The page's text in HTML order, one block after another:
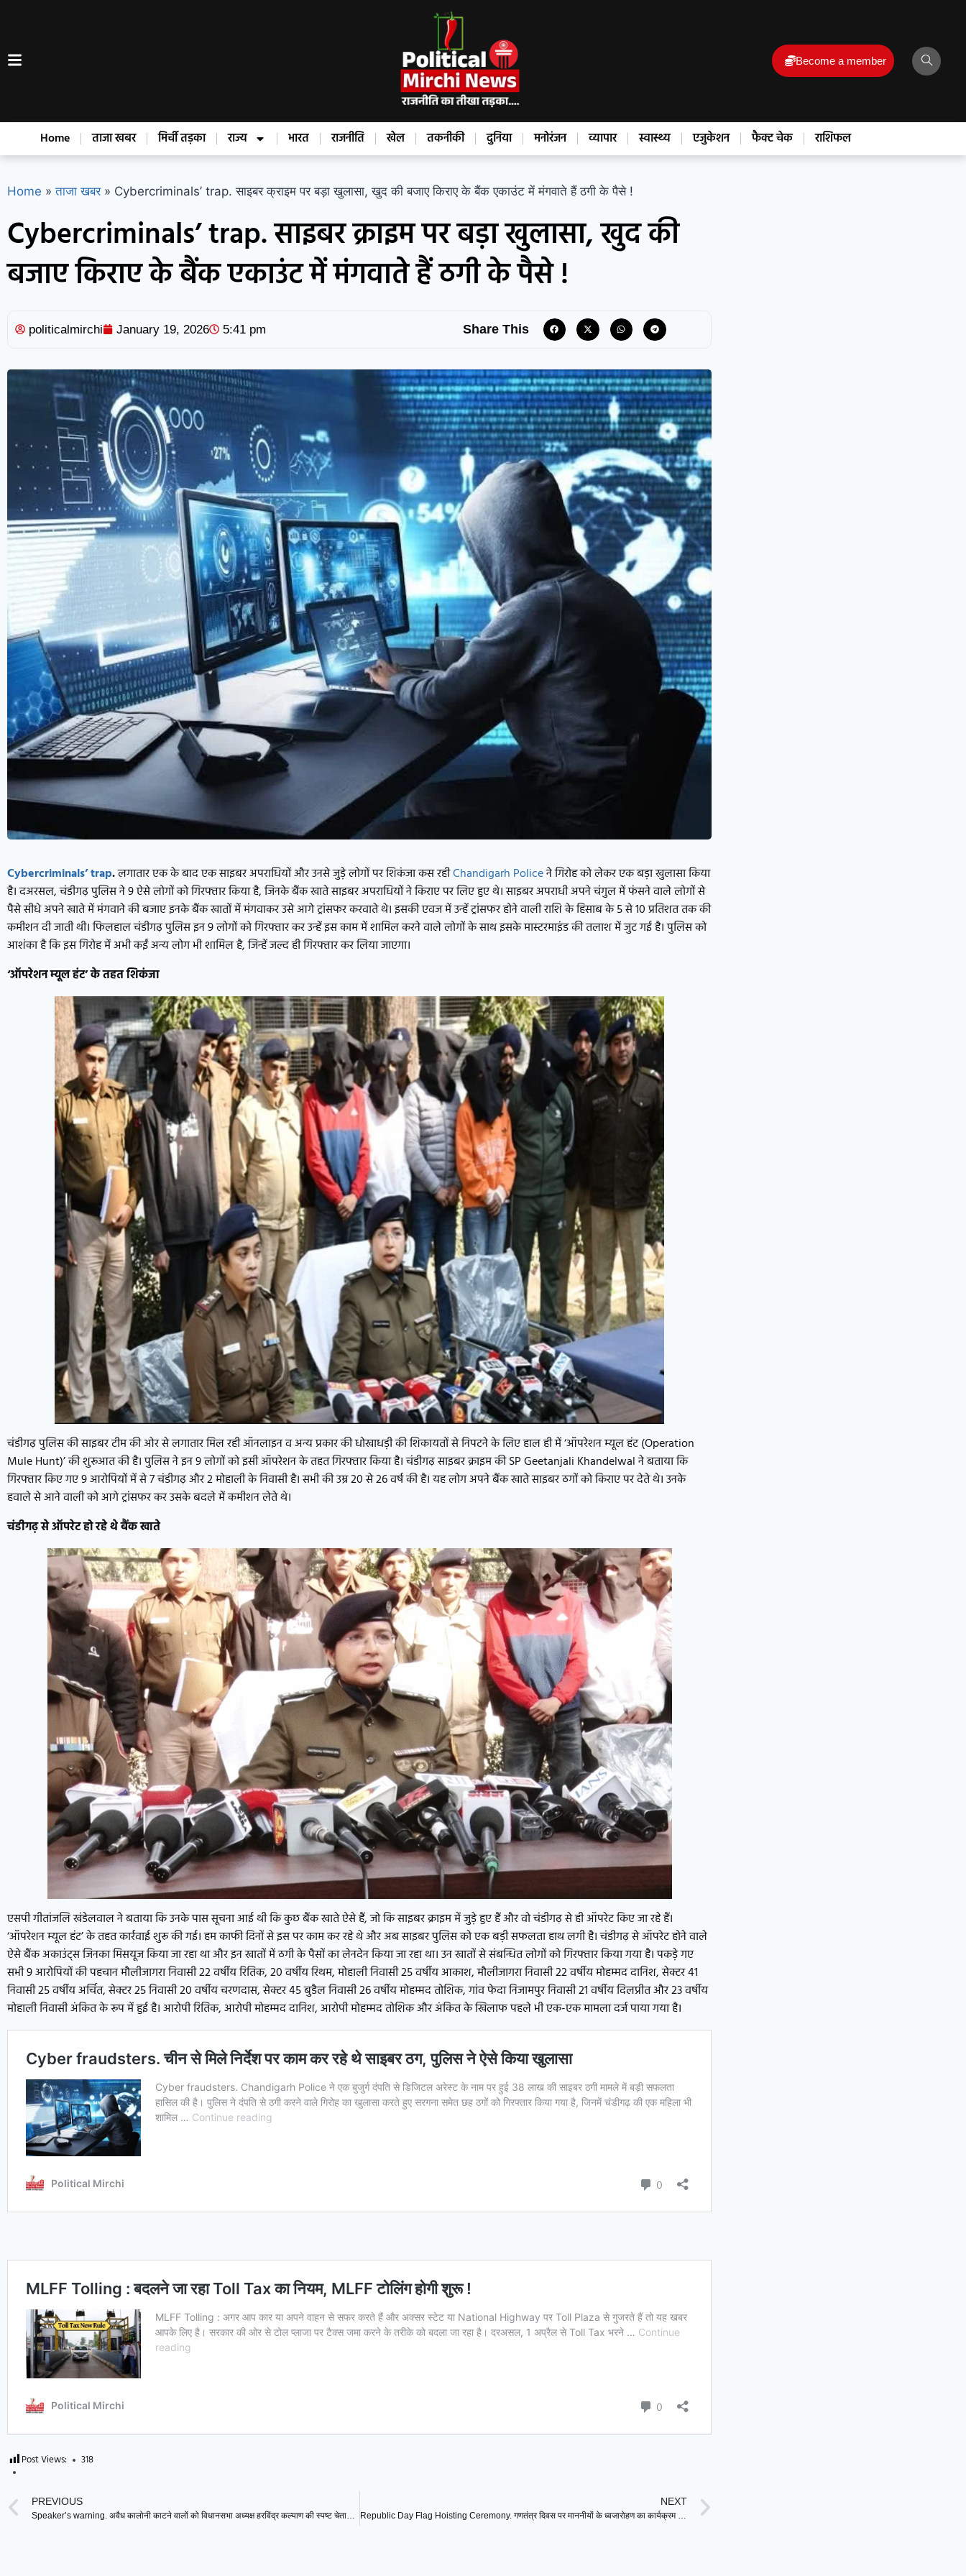
Become a member
Home ताजा खबर मिर्ची तड़का राज्य भारत राजनीति खेल तकनीकी दुनिया मनोरंजन व्यापार स्वास्थ्य एजुकेशन फैक्ट चेक राशिफल
Home » ताजा खबर » Cybercriminals’ trap. साइबर क्राइम पर बड़ा खुलासा, खुद की बजाए किराए के बैंक एकाउंट में मंगवाते हैं ठगी के पैसे !
Cybercriminals’ trap. साइबर क्राइम पर बड़ा खुलासा, खुद की
बजाए किराए के बैंक एकाउंट में मंगवाते हैं ठगी के पैसे !
politicalmirchi January 19, 2026 5:41 pm Share This
Cybercriminals’ trap.लगातार एक के बाद एक साइबर अपराधियों और उनसे जुड़े लोगों पर शिकंजा कस रहीChandigarh Policeने गिरोह को लेकर एक बड़ा खुलासा किया
है। दअरसल, चंडीगढ़ पुलिस ने 9 ऐसे लोगों को गिरफ्तार किया है, जिनके बैंक खाते साइबर अपराधियों ने किराए पर लिए हुए थे। साइबर अपराधी अपने चंगुल में फंसने वाले लोगों से
पैसे सीधे अपने खाते में मंगवाने की बजाए इनके बैंक खातों में मंगवाकर उसे आगे ट्रांसफर करवाते थे। इसकी एवज में उन्हें ट्रांसफर होने वाली राशि के हिसाब के 5 से 10 प्रतिशत तक की
कमीशन दी जाती थी। फिलहाल चंडीगढ़ पुलिस इन 9 लोगों को गिरफ्तार कर उन्हें इस काम में शामिल करने वाले लोगों के साथ इसके मास्टरमाइंड की तलाश में जुट गई है। पुलिस को
आशंका है कि इस गिरोह में अभी कईं अन्य लोग भी शामिल है, जिन्हें जल्द ही गिरफ्तार कर लिया जाएगा।
‘ऑपरेशन म्यूल हंट’ के तहत शिकंजा
चंडीगढ़ पुलिस की साइबर टीम की ओर से लगातार मिल रही ऑनलाइन व अन्य प्रकार की धोखाधड़ी की शिकायतों से निपटने के लिए हाल ही में ‘ऑपरेशन म्यूल हंट (Operation
Mule Hunt)’ की शुरूआत की है। पुलिस ने इन 9 लोगों को इसी ऑपरेशन के तहत गिरफ्तार किया है। चंडीगढ़ साइबर क्राइम की SP Geetanjali Khandelwal ने बताया कि
गिरफ्तार किए गए 9 आरोपियों में से 7 चंडीगढ़ और 2 मोहाली के निवासी है। सभी की उम्र 20 से 26 वर्ष की है। यह लोग अपने बैंक खाते साइबर ठगों को किराए पर देते थे। उनके
हवाले से आने वाली को आगे ट्रांसफर कर उसके बदले में कमीशन लेते थे।
चंडीगढ़ से ऑपरेट हो रहे थे बैंक खाते
एसपी गीतांजलि खंडेलवाल ने बताया कि उनके पास सूचना आई थी कि कुछ बैंक खाते ऐसे हैं, जो कि साइबर क्राइम में जुड़े हुए हैं और वो चंडीगढ़ से ही ऑपरेट किए जा रहे हैं।
‘ऑपरेशन म्यूल हंट’ के तहत कार्रवाई शुरू की गई। हम काफी दिनों से इस पर काम कर रहे थे और अब साइबर पुलिस को एक बड़ी सफलता हाथ लगी है। चंडीगढ़ से ऑपरेट होने वाले
ऐसे बैंक अकाउंट्स जिनका मिसयूज किया जा रहा था और इन खातों में ठगी के पैसों का लेनदेन किया जा रहा था। उन खातों से संबन्धित लोगों को गिरफ्तार किया गया है। पकड़े गए
सभी 9 आरोपियों की पहचान मौलीजागरा निवासी 22 वर्षीय रितिक, 20 वर्षीय रिथम, मोहाली निवासी 25 वर्षीय आकाश, मौलीजागरा निवासी 22 वर्षीय मोहम्मद दानिश, सेक्टर 41
निवासी 25 वर्षीय अर्चित, सेक्टर 25 निवासी 20 वर्षीय चरणदास, सेक्टर 45 बुडैल निवासी 26 वर्षीय मोहम्मद तोशिक, गांव फेदा निजामपुर निवासी 21 वर्षीय दिलप्रीत और 23 वर्षीय
मोहाली निवासी अंकित के रूप में हुई है। आरोपी रितिक, आरोपी मोहम्मद दानिश, आरोपी मोहम्मद तोशिक और अंकित के खिलाफ पहले भी एक-एक मामला दर्ज पाया गया है।
Post Views: 318
PREVIOUS
Speaker’s warning. अवैध कालोनी काटने वालों को विधानसभा अध्यक्ष हरविंद्र कल्याण की स्पष्ट चेतावनी ? देखिए वीडियो
NEXT
Republic Day Flag Hoisting Ceremony. गणतंत्र दिवस पर माननीयों के ध्वजारोहण का कार्यक्रम जारी, जानिए कौन कहां फहराएगा तिरंगा ?